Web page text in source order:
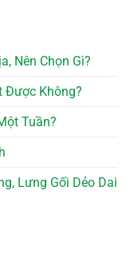
Nên Chọn Gì?
Được Không?
Tuần?
Lưng Gối Dẻo Dai